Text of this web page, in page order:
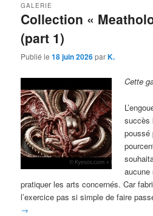
Collection «
(part 1)
GALERIE
Publié le18 juin 2026parK.
Cette
succès
poussé
aucune
pratiquer les arts concernés. Car
l’exercice pas si simple de faire
→